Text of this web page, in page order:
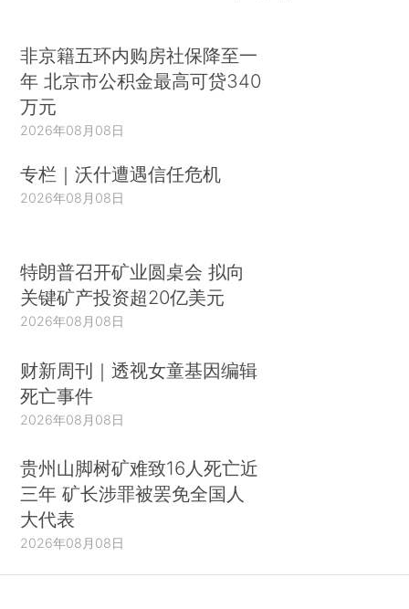
非京籍五环内购房社保降至一
年 北京市公积金最高可贷340
万元
2026年08月08日
专栏｜沃什遭遇信任危机
2026年08月08日
特朗普召开矿业圆桌会 拟向
关键矿产投资超20亿美元
2026年08月08日
财新周刊｜透视女童基因编辑
死亡事件
2026年08月08日
贵州山脚树矿难致16人死亡近
三年 矿长涉罪被罢免全国人
大代表
2026年08月08日